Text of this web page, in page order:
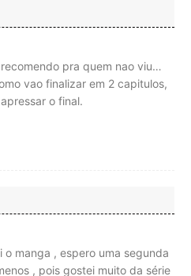
pra quem nao viu…
vao finalizar em 2 capitulos,
o final.
o manga , espero uma segunda
, pois gostei muito da série